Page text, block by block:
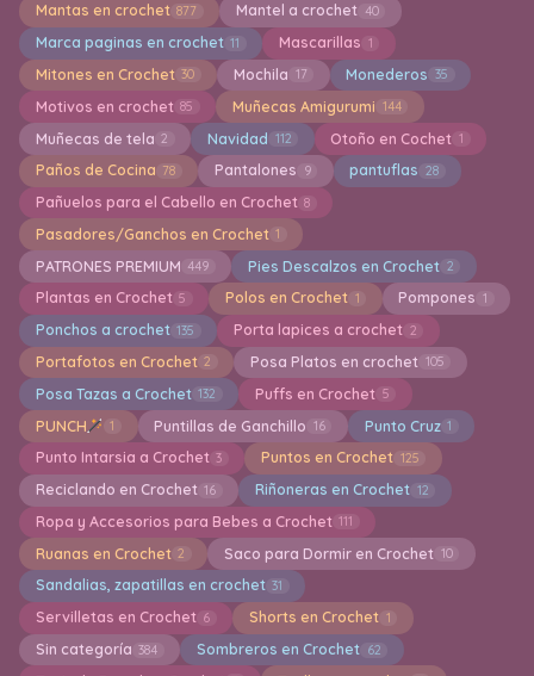
Mantas en crochet 877 Mantel a crochet 40
Marca paginas en crochet 11 Mascarillas 1
Mitones en Crochet 30 Mochila 17 Monederos 35
Motivos en crochet 85 Muñecas Amigurumi 144
Muñecas de tela 2 Navidad 112 Otoño en Cochet 1
Paños de Cocina 78 Pantalones 9 pantuflas 28
Pañuelos para el Cabello en Crochet 8
Pasadores/Ganchos en Crochet 1
PATRONES PREMIUM 449 Pies Descalzos en Crochet 2
Plantas en Crochet 5 Polos en Crochet 1 Pompones 1
Ponchos a crochet 135 Porta lapices a crochet 2
Portafotos en Crochet 2 Posa Platos en crochet 105
Posa Tazas a Crochet 132 Puffs en Crochet 5
PUNCH 1 Puntillas de Ganchillo 16 Punto Cruz 1
Punto Intarsia a Crochet 3 Puntos en Crochet 125
Reciclando en Crochet 16 Riñoneras en Crochet 12
Ropa y Accesorios para Bebes a Crochet 111
Ruanas en Crochet 2 Saco para Dormir en Crochet 10
Sandalias, zapatillas en crochet 31
Servilletas en Crochet 6 Shorts en Crochet 1
Sin categoría 384 Sombreros en Crochet 62